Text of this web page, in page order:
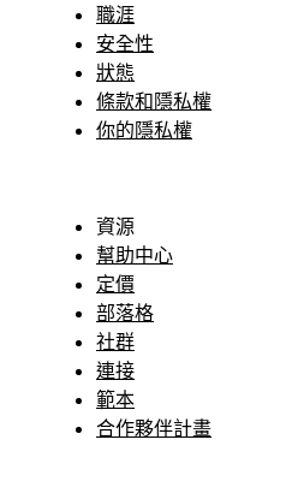
職涯
安全性
狀態
條款和隱私權
你的隱私權
資源
幫助中心
定價
部落格
社群
連接
範本
合作夥伴計畫